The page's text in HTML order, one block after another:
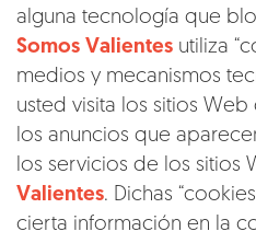
alguna tecnología que
Somos Valientes utiliza
medios y mecanismos
usted visita los sitios Web
los anuncios que
los servicios de los sitios
Valientes. Dichas
cierta información en la